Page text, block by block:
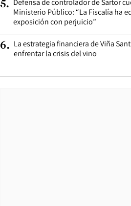
5. Defensa de controlador de Sartor
Ministerio Público: “La Fiscalía ha
exposición con perjuicio”
6. La estrategia financiera de Viña
enfrentar la crisis del vino